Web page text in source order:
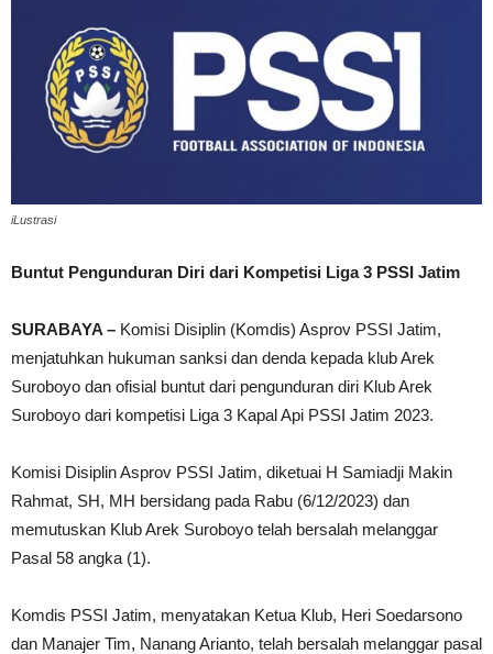
iLustrasi
Buntut Pengunduran Diri dari Kompetisi Liga 3 PSSI Jatim
SURABAYA – Komisi Disiplin (Komdis) Asprov PSSI Jatim,
menjatuhkan hukuman sanksi dan denda kepada klub Arek
Suroboyo dan ofisial buntut dari pengunduran diri Klub Arek
Suroboyo dari kompetisi Liga 3 Kapal Api PSSI Jatim 2023.
Komisi Disiplin Asprov PSSI Jatim, diketuai H Samiadji Makin
Rahmat, SH, MH bersidang pada Rabu (6/12/2023) dan
memutuskan Klub Arek Suroboyo telah bersalah melanggar
Pasal 58 angka (1).
Komdis PSSI Jatim, menyatakan Ketua Klub, Heri Soedarsono
dan Manajer Tim, Nanang Arianto, telah bersalah melanggar pasal